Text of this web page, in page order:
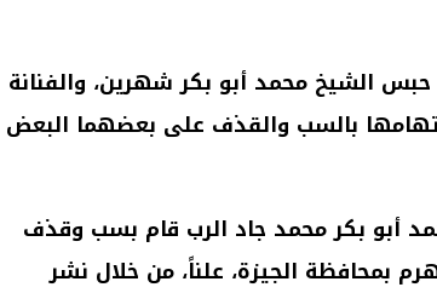
حبس الشيخ محمد أبو بكر شهرين، والفنانة
جنيه، بعد اتهامها بالسب والقذف على بعضهما البعض
أبو بكر محمد جاد الرب قام بسب وقذف
بمحافظة الجيزة، علناً، من خلال نشر